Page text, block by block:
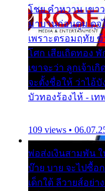
โชย คำหวาน เขา
มาบานก่อนตูม ดุจ
เพราะตรอมฤทัย
โศก เสียเถิดทอง
เขาจะว่า ลูกเจ้าเ
จะตั้งชื่อให้ ว่าไอ้บั
บัวทองร้องไห้ - เ
109 views •
พ่อส่งเงินสามพัน
บ๊าย บาย จะไปซื้อ
เด็กใต้ ลีวายส์อย่า